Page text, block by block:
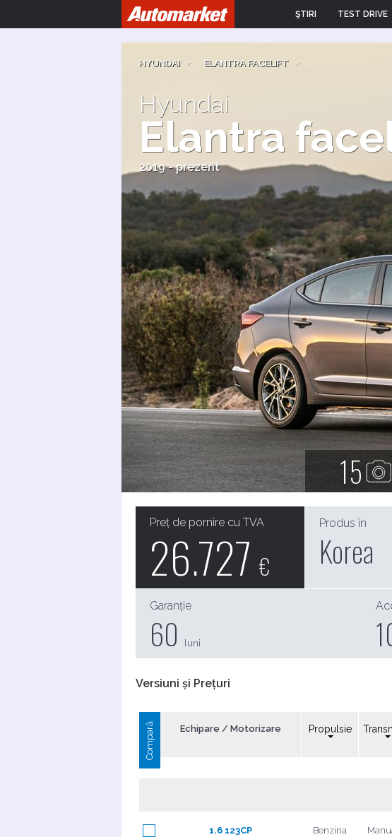
ŞTIRI TEST DRIVE
HYUNDAI ELANTRA FACELIFT
Hyundai
Elantra
2019 - prezent
15
Preț de pornire cu TVA
26.727 €
Produs în
Korea
Garanție
60 luni
Versiuni și Prețuri
Compară Echipare / Motorizare Propulsie
1.6 123CP Benzina